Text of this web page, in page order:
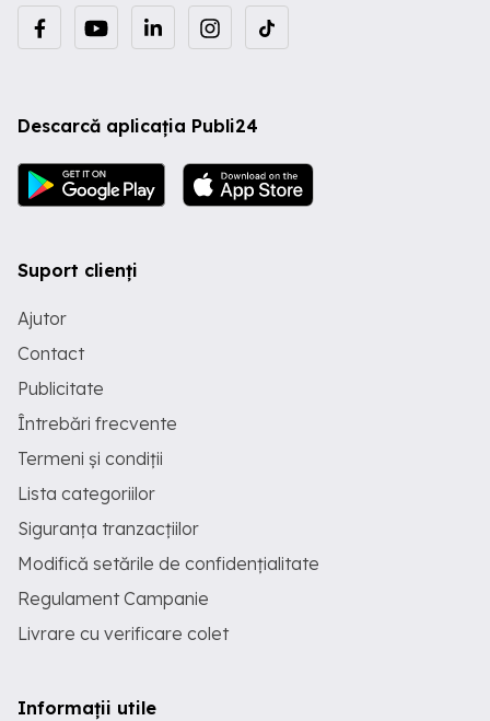
Descarcă aplicația Publi24
Suport clienți
Ajutor
Contact
Publicitate
Întrebări frecvente
Termeni și condiții
Lista categoriilor
Siguranța tranzacțiilor
Modifică setările de confidențialitate
Regulament Campanie
Livrare cu verificare colet
Informații utile